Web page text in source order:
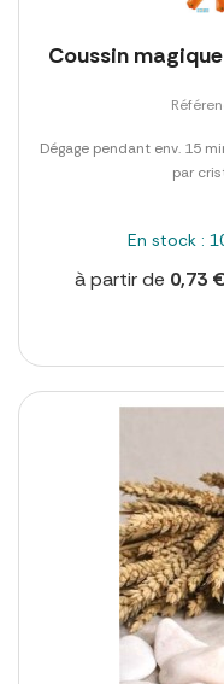
Coussin
Dégage pendant env. 15
par
En stock :
à partir de 0,73